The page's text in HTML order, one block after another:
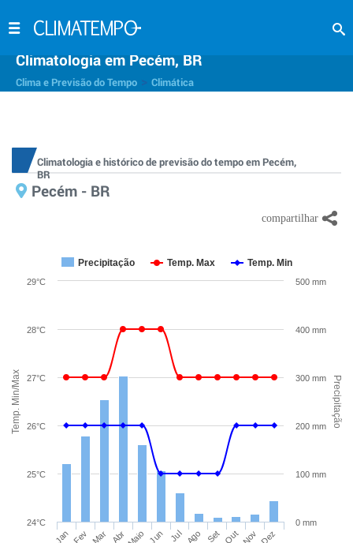
Climatologia em Pecém, BR
Clima e Previsão do Tempo Climática
Climatologia e histórico de previsão do tempo em Pecém,
BR
Pecém - BR
Temp. Min/Max Precipitação
Precipitação Temp. Max Temp. Min
Jan Fev Mar Abr Maio Jun Jul Ago Set Out Nov Dez
24°C
25°C
26°C
27°C
28°C
29°C
0 mm
100 mm
200 mm
300 mm
400 mm
500 mm